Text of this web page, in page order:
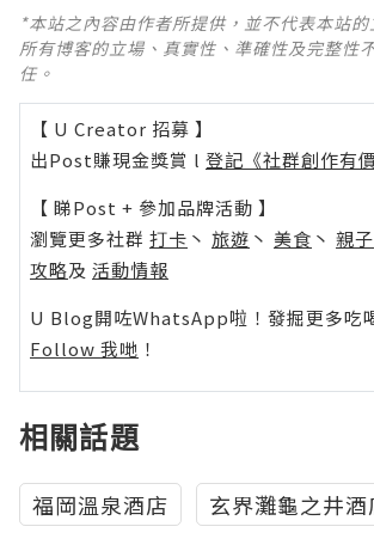
*本站之內容由作者所提供，並不代表本站
所有博客的立場、真實性、準確性及完整性
任。
【 U Creator 招募 】
出Post賺現金獎賞 l 登記《社群創作有
【 睇Post + 參加品牌活動 】
瀏覽更多社群 打卡 丶 旅遊 丶 美食 丶 親子
攻略及 活動情報
U Blog開咗WhatsApp啦！發掘更多吃
Follow 我哋 ！
相關話題
福岡溫泉酒店 玄界灘龜之井酒